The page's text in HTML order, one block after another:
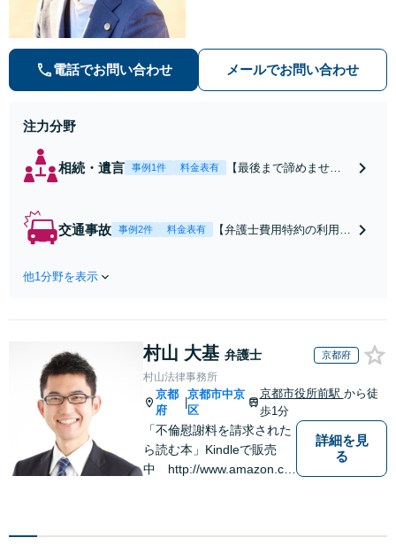
気軽にご相談ください。
電話でお問い合わせ メールでお問い合わせ
注力分野
相続・遺言 事例1件 料金表有
【最後まで諦めませ
合意してしまう前にご
放棄も対応可能。【JR
千葉駅近く】駐車場あ
交通事故 事例2件 料金表有
【弁護士費用特約の利用＆
我された方はまずご相談く
は損をしてしまうかもしれ
ません。代わりに交渉・手
続きをし、負担を軽減。
他1分野を表示
村山 大基 弁護士 京都府
村山法律事務所
京都
府
|
京都市中京
区
京都市役所前駅 から徒
歩1分
「不倫慰謝料を請求された
ら読む本」Kindleで販売
中 http://www.amazon.co.
詳細を見
る